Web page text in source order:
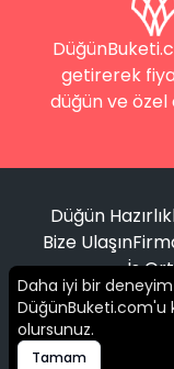
getirerek
düğün ve özel
Düğün
Bize Ulaşın
İş
© 2016 -
Daha iyi bir
DüğünBuketi.com'u
olursunuz.
Tamam